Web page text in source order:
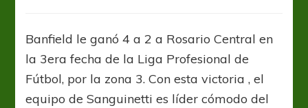
ganó
y
alcanzó
la
Banfield le ganó 4 a 2 a Rosario Central en
la 3era fecha de la Liga Profesional de
Fútbol, por la zona 3. Con esta victoria , el
equipo de Sanguinetti es líder cómodo del